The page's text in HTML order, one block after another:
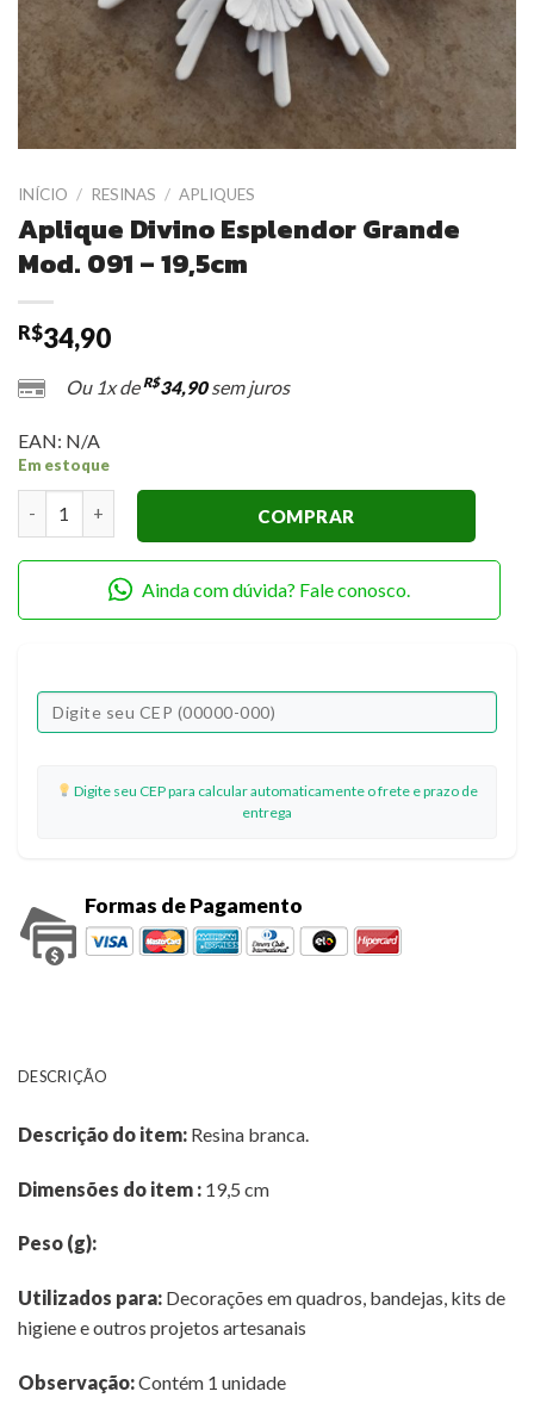
INÍCIO / RESINAS / APLIQUES
Aplique Divino Esplendor Grande
Mod. 091 – 19,5cm
R$34,90
Ou 1x de R$34,90sem juros
EAN: N/A
Em estoque
COMPRAR
Ainda com dúvida? Fale conosco.
Digite seu CEP para calcular automaticamente o frete e prazo de
entrega
Formas de Pagamento
DESCRIÇÃO
Descrição do item: Resina branca.
Dimensões do item : 19,5 cm
Peso (g):
Utilizados para: Decorações em quadros, bandejas, kits de
higiene e outros projetos artesanais
Observação:Contém 1 unidade